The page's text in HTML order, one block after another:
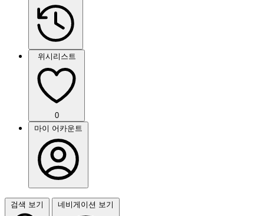
위시리스트
0
마이 어카운트
검색 보기 네비게이션 보기